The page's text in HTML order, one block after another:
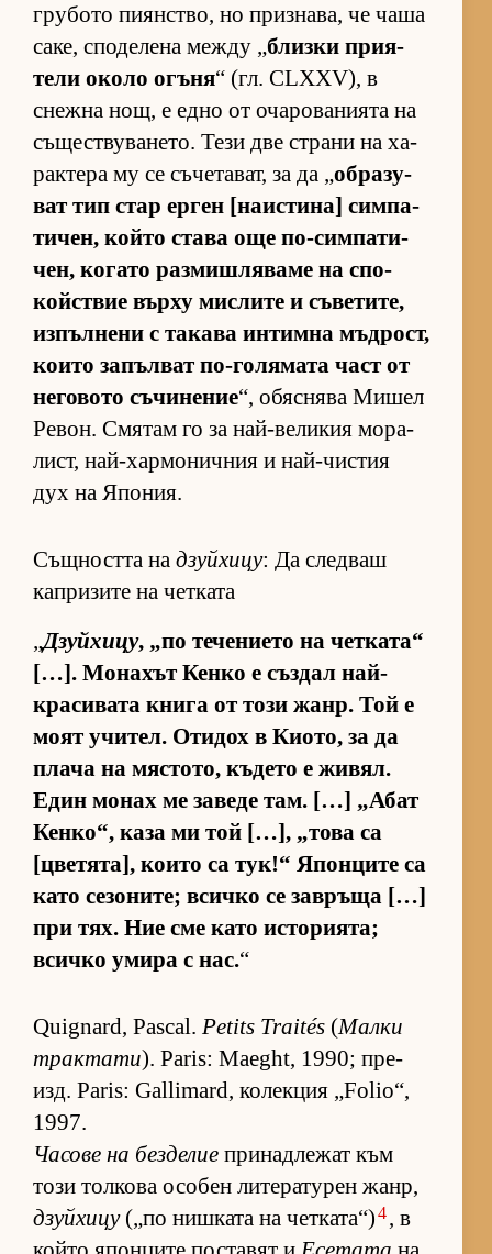
гру­бото пи­ян­с­т­во, но приз­на­ва, че чаша
са­ке, спо­де­лена между „близки при­я­
тели около огъня“ (гл. CLXXV), в
снежна нощ, е едно от оча­ро­ва­ни­ята на
съ­щес­т­ву­ва­не­то. Тези две страни на ха­
рак­тера му се съ­че­та­ват, за да „об­ра­зу­
ват тип стар ер­ген [на­ис­ти­на] сим­па­
ти­чен, който става още по-сим­па­ти­
чен, ко­гато раз­миш­ля­ваме на спо­
койс­т­вие върху мис­лите и съ­ве­ти­те,
из­пъл­нени с та­кава ин­тимна мъд­рост,
ко­ито за­пъл­ват по-го­ля­мата част от
не­го­вото съ­чи­не­ние“, обяс­нява Ми­шел
Ре­вон. Смя­там го за най-ве­ли­кия мо­ра­
лист, най-хар­мо­нич­ния и най-чис­тия
дух на Япо­ния.
Същността на дзуйхицу: Да следваш
капризите на четката
„Дзуйхицу, „по те­че­ни­ето на чет­ка­та“
[…]. Мо­на­хът Кенко е съз­дал най-
кра­си­вата книга от този жанр. Той е
моят учи­тел. Оти­дох в Ки­о­то, за да
плача на мяс­то­то, къ­дето е жи­вял.
Един мо­нах ме за­веде там. […] „А­бат
Кен­ко“, каза ми той […], „това са
[цве­тя­та], ко­ито са тук!“ Япон­ците са
като се­зо­ни­те; всичко се зав­ръща […]
при тях. Ние сме като ис­то­ри­я­та;
всичко умира с нас.“
Quignard, Pascal. Petits Traités (Малки
трак­тати). Paris: Maeght, 1990; пре­
изд. Paris: Gallimard, ко­лек­ция „Folio“,
1997.
Ча­сове на без­де­лие при­над­ле­жат към
този тол­кова осо­бен ли­те­ра­ту­рен жанр,
дзуйхицу(„по ниш­ката на чет­ка­та“)4, в